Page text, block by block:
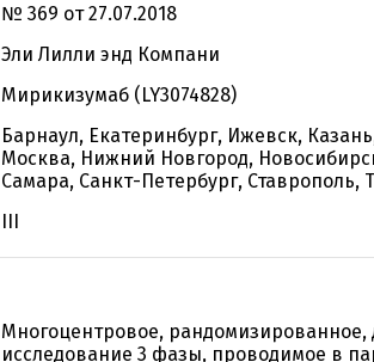
№ 369 от 27.07.2018
Эли Лилли энд Компани
Мирикизумаб (LY3074828)
Барнаул, Екатеринбург, Ижевск,
Москва, Нижний Новгород,
Самара, Санкт-Петербург, Ставрополь,
III
Многоцентровое,
исследование 3 фазы, проводимое в